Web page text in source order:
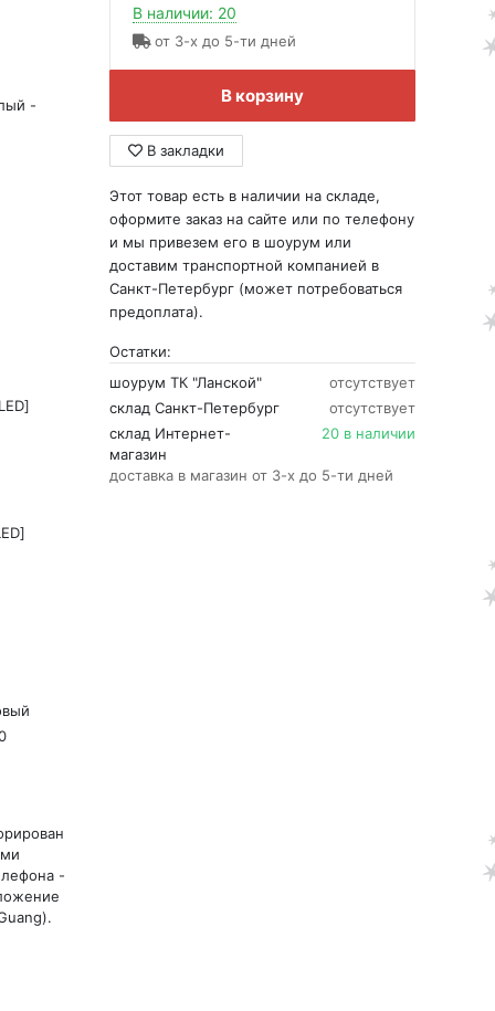
-
-
В наличии: 20
от 3-х до 5-ти дней
В корзину
В закладки
Этот товар есть в наличии на складе,
оформите заказ на сайте или по телефону
и мы привезем его в шоурум или
доставим транспортной компанией в
Санкт-Петербург (может потребоваться
предоплата).
Остатки:
шоурум ТК "Ланской"
отсутствует
склад Санкт-Петербург
отсутствует
склад Интернет-
магазин
20 в наличии
доставка в магазин от 3-х до 5-ти дней